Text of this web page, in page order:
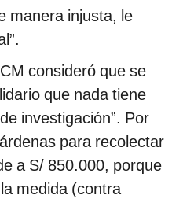
manera injusta, le
consideró que se
que nada tiene
investigación”. Por
para recolectar
a S/ 850.000, porque
medida (contra